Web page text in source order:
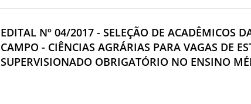
EDITAL Nº 04/2017 - SELEÇÃO DE ACADÊMICOS
CAMPO - CIÊNCIAS AGRÁRIAS PARA VAGAS DE
SUPERVISIONADO OBRIGATÓRIO NO ENSINO